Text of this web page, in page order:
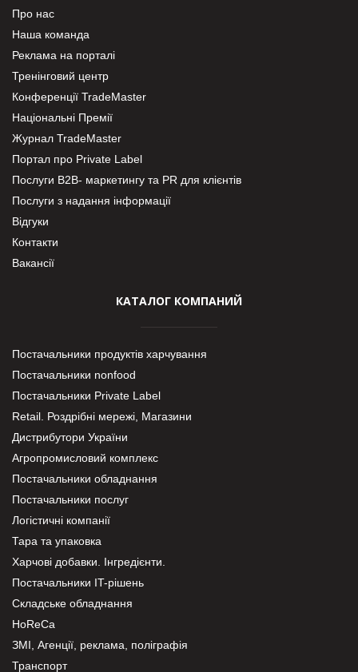
Про нас
Наша команда
Реклама на порталі
Тренінговий центр
Конференції TradeMaster
Національні Премії
Журнал TradeMaster
Портал про Private Label
Послуги В2В- маркетингу та PR для клієнтів
Послуги з надання інформації
Відгуки
Контакти
Вакансії
КАТАЛОГ КОМПАНИЙ
Постачальники продуктів харчування
Постачальники nonfood
Постачальники Private Label
Retail. Роздрібні мережі, Магазини
Дистрибутори України
Агропромисловий комплекс
Постачальники обладнання
Постачальники послуг
Логістичні компанії
Тара та упаковка
Харчові добавки. Інгредієнти.
Постачальники IT-рішень
Складське обладнання
HoReCa
ЗМІ, Агенції, реклама, поліграфія
Транспорт